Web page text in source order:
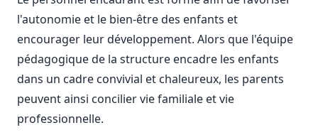
l'autonomie et le bien-être des enfants et
encourager leur développement. Alors que l'équipe
pédagogique de la structure encadre les enfants
dans un cadre convivial et chaleureux, les parents
peuvent ainsi concilier vie familiale et vie
professionnelle.